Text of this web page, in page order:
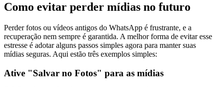
Como evitar perder mídias no futuro
Perder fotos ou vídeos antigos do WhatsApp é frustrante, e a
recuperação nem sempre é garantida. A melhor forma de evitar esse
estresse é adotar alguns passos simples agora para manter suas
mídias seguras. Aqui estão três exemplos simples:
Ative "Salvar no Fotos" para as mídias